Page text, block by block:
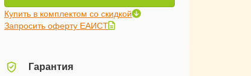
Купить в комплектом со скидкой
Запросить оферту ЕАИСТ
Гарантия